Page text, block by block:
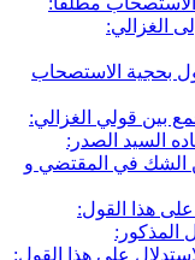
الغزالي:
بحجية الاستصحاب
بين قولي الغزالي:
السيد الصدر:
في المقتضي و
هذا القول:
على هذا القول: